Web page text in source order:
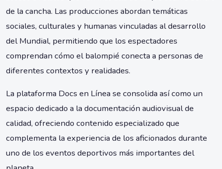
de la cancha. Las producciones abordan temáticas
sociales, culturales y humanas vinculadas al desarrollo
del Mundial, permitiendo que los espectadores
comprendan cómo el balompié conecta a personas de
diferentes contextos y realidades.
La plataforma Docs en Línea se consolida así como un
espacio dedicado a la documentación audiovisual de
calidad, ofreciendo contenido especializado que
complementa la experiencia de los aficionados durante
uno de los eventos deportivos más importantes del